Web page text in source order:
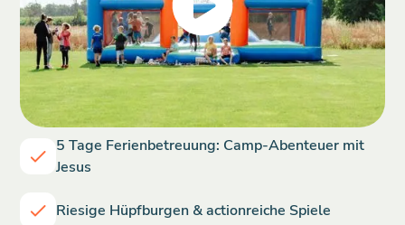
5 Tage Ferienbetreuung: Camp-Abenteuer mit
Jesus
Riesige Hüpfburgen & actionreiche Spiele